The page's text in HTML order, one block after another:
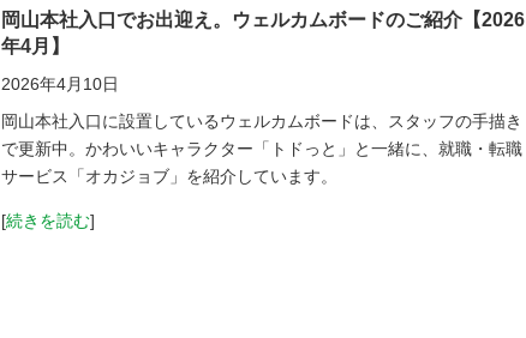
岡山本社入口でお出迎え。ウェルカムボードのご紹介【2026
年4月】
2026年4月10日
岡山本社入口に設置しているウェルカムボードは、スタッフの手描き
で更新中。かわいいキャラクター「トドっと」と一緒に、就職・転職
サービス「オカジョブ」を紹介しています。
[続きを読む]